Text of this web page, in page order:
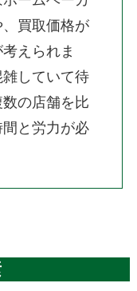
買取価格が
えられま
していて待
の店舗を比
と労力が必